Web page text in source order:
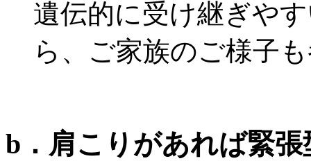
遺伝的に受け継ぎや
ら、ご家族のご様子
b．肩こりがあれば緊張